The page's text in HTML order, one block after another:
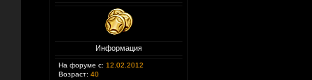
Информация
На форуме с: 12.02.2012
Возраст: 40